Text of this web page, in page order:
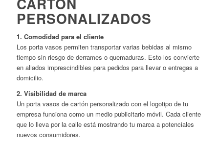
PERSONALIZADOS
1. Comodidad para el cliente
Los porta vasos permiten transportar varias bebidas al mismo
tiempo sin riesgo de derrames o quemaduras. Esto los convierte
en aliados imprescindibles para pedidos para llevar o entregas a
domicilio.
2. Visibilidad de marca
Un porta vasos de cartón personalizado con el logotipo de tu
empresa funciona como un medio publicitario móvil. Cada cliente
que lo lleva por la calle está mostrando tu marca a potenciales
nuevos consumidores.